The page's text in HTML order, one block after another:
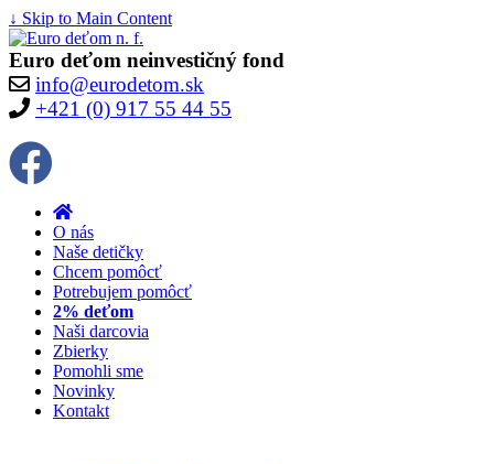
↓ Skip to Main Content
Euro deťom neinvestičný fond
info@eurodetom.sk
+421 (0) 917 55 44 55
O nás
Naše detičky
Chcem pomôcť
Potrebujem pomôcť
2% deťom
Naši darcovia
Zbierky
Pomohli sme
Novinky
Kontakt